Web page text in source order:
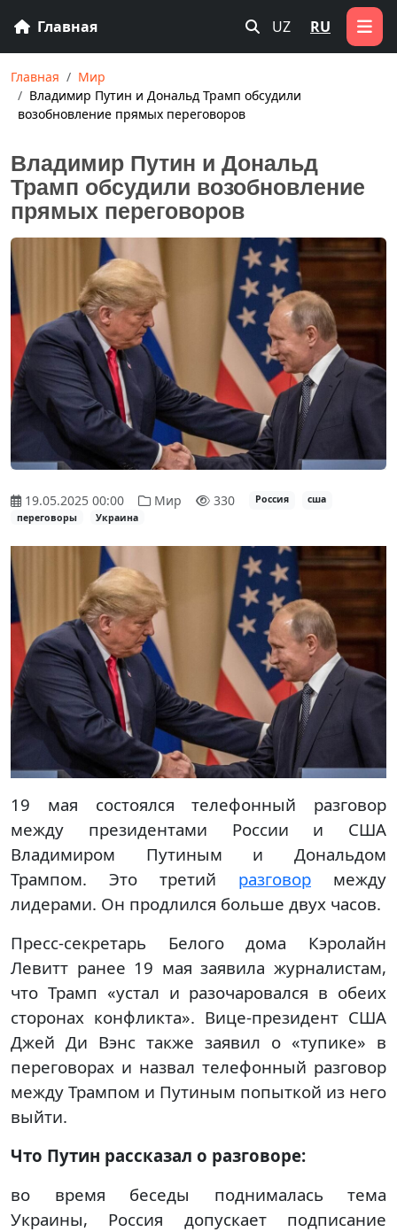
Главная UZ RU
Главная
Мир
Владимир Путин и Дональд Трамп обсудили
возобновление прямых переговоров
Владимир Путин и Дональд
Трамп обсудили возобновление
прямых переговоров
19.05.2025 00:00 Мир 330 Россия
сша
переговоры
Украина
19 мая состоялся телефонный разговор
между президентами России и США
Владимиром Путиным и Дональдом
Трампом. Это третий разговор между
лидерами. Он продлился больше двух часов.
Пресс-секретарь Белого дома Кэролайн
Левитт ранее 19 мая заявила журналистам,
что Трамп «устал и разочаровался в обеих
сторонах конфликта». Вице-президент США
Джей Ди Вэнс также заявил о «тупике» в
переговорах и назвал телефонный разговор
между Трампом и Путиным попыткой из него
выйти.
Что Путин рассказал о разговоре:
во время беседы поднималась тема
Украины, Россия допускает подписание